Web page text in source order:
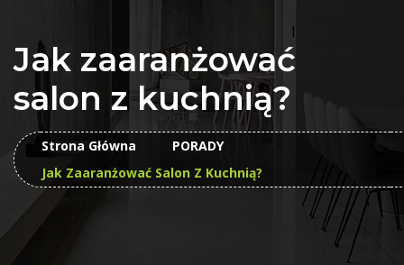
Jak zaaranżować
salon z kuchnią?
Strona Główna
PORADY
Jak Zaaranżować Salon Z Kuchnią?